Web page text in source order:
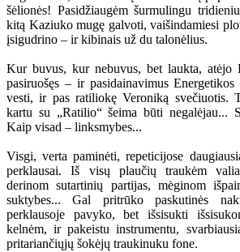
šėlionės! Pasidžiaugėm šurmulingu
kitą Kaziuko mugę galvoti, vaišindamiesi
įsigudrino – ir kibinais už du talonėlius.
Kur buvus, kur nebuvus, bet laukta, atėjo
pasiruošęs – ir pasidainavimus
vesti, ir pas ratiliokę Veroniką svečiuotis.
kartu su „Ratilio“ šeima būti negalėjau...
Kaip visad – linksmybes...
Visgi, verta paminėti, repeticijose
perklausai. Iš visų plaučių traukėm
derinom sutartinių partijas, mėginom
suktybes... Gal pritrūko paskutinės
perklausoje pavyko, bet išsisukti
kelnėm, ir pakeistu instrumentu,
pritariančiųjų šokėjų traukinuku fone.